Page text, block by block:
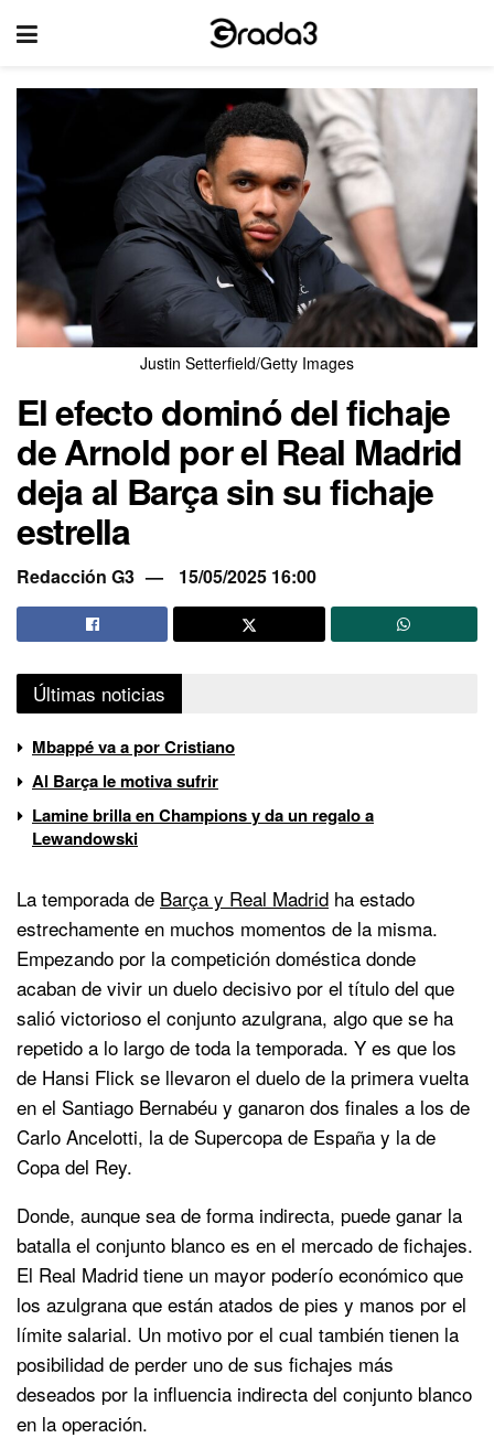
Justin Setterfield/Getty Images
El efecto dominó del fichaje
de Arnold por el Real Madrid
deja al Barça sin su fichaje
estrella
Redacción G3 15/05/2025 16:00
Últimas noticias
Mbappé va a por Cristiano
Al Barça le motiva sufrir
Lamine brilla en Champions y da un regalo a
Lewandowski
La temporada de Barça y Real Madrid ha estado
estrechamente en muchos momentos de la misma.
Empezando por la competición doméstica donde
acaban de vivir un duelo decisivo por el título del que
salió victorioso el conjunto azulgrana, algo que se ha
repetido a lo largo de toda la temporada. Y es que los
de Hansi Flick se llevaron el duelo de la primera vuelta
en el Santiago Bernabéu y ganaron dos finales a los de
Carlo Ancelotti, la de Supercopa de España y la de
Copa del Rey.
Donde, aunque sea de forma indirecta, puede ganar la
batalla el conjunto blanco es en el mercado de fichajes.
El Real Madrid tiene un mayor poderío económico que
los azulgrana que están atados de pies y manos por el
límite salarial. Un motivo por el cual también tienen la
posibilidad de perder uno de sus fichajes más
deseados por la influencia indirecta del conjunto blanco
en la operación.